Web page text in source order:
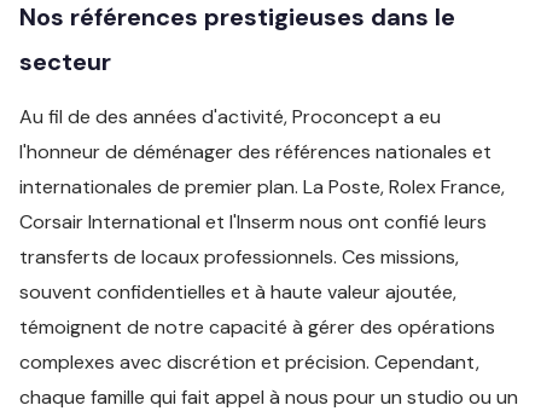
Nos références prestigieuses dans le
secteur
Au fil de des années d'activité, Proconcept a eu
l'honneur de déménager des références nationales et
internationales de premier plan. La Poste, Rolex France,
Corsair International et l'Inserm nous ont confié leurs
transferts de locaux professionnels. Ces missions,
souvent confidentielles et à haute valeur ajoutée,
témoignent de notre capacité à gérer des opérations
complexes avec discrétion et précision. Cependant,
chaque famille qui fait appel à nous pour un studio ou un